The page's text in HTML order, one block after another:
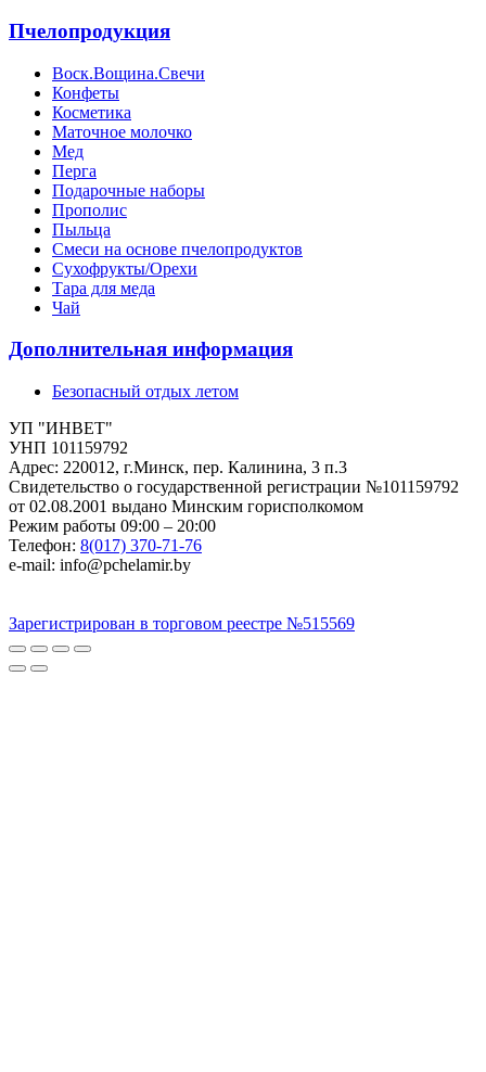
Пчелопродукция
Воск.Вощина.Свечи
Конфеты
Косметика
Маточное молочко
Мед
Перга
Подарочные наборы
Прополис
Пыльца
Смеси на основе пчелопродуктов
Сухофрукты/Орехи
Тара для меда
Чай
Дополнительная информация
Безопасный отдых летом
УП "ИНВЕТ"
УНП 101159792
Адрес: 220012, г.Минск, пер. Калинина, 3 п.3
Свидетельство о государственной регистрации №101159792
от 02.08.2001 выдано Минским горисполкомом
Режим работы 09:00 – 20:00
Телефон: 8(017) 370-71-76
e-mail: info@pchelamir.by
Зарегистрирован в торговом реестре №515569